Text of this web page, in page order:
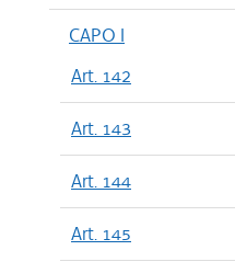
CAPO I
Art. 142
Art. 143
Art. 144
Art. 145